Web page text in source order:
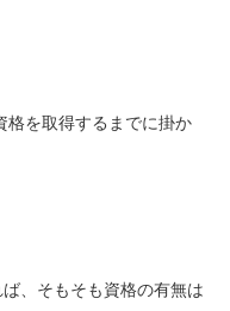
格を取得するまでに掛か
、そもそも資格の有無は